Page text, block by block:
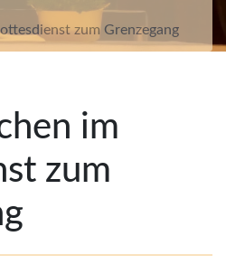
zum Grenzegang
im
zum